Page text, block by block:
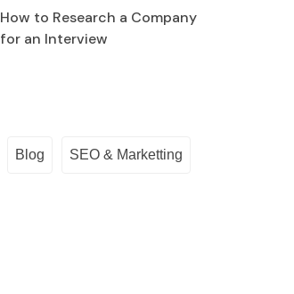
How to Research a Company
for an Interview
Blog SEO & Marketting